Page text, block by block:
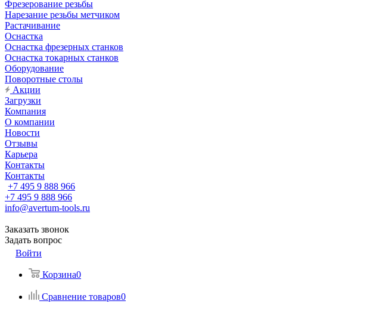
Фрезерование резьбы
Нарезание резьбы метчиком
Растачивание
Оснастка
Оснастка фрезерных станков
Оснастка токарных станков
Оборудование
Поворотные столы
Акции
Загрузки
Компания
О компании
Новости
Отзывы
Карьера
Контакты
Контакты
+7 495 9 888 966
+7 495 9 888 966
info@avertum-tools.ru
Заказать звонок
Задать вопрос
Войти
Корзина0
Сравнение товаров0